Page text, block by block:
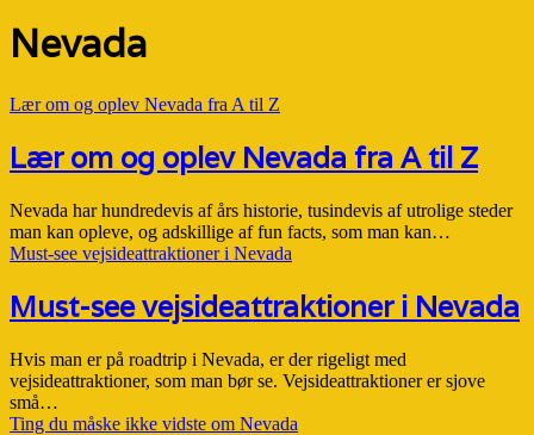
Nevada
Lær om og oplev Nevada fra A til Z
Lær om og oplev Nevada fra A til Z
Nevada har hundredevis af års historie, tusindevis af utrolige steder
man kan opleve, og adskillige af fun facts, som man kan…
Must-see vejsideattraktioner i Nevada
Must-see vejsideattraktioner i Nevada
Hvis man er på roadtrip i Nevada, er der rigeligt med
vejsideattraktioner, som man bør se. Vejsideattraktioner er sjove
små…
Ting du måske ikke vidste om Nevada